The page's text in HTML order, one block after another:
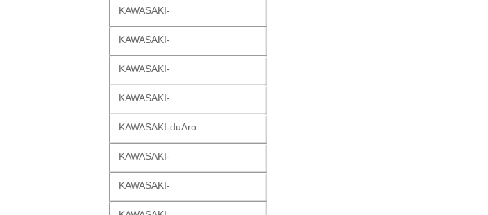
KAWASAKI-
KAWASAKI-
KAWASAKI-
KAWASAKI-
KAWASAKI-duAro
KAWASAKI-
KAWASAKI-